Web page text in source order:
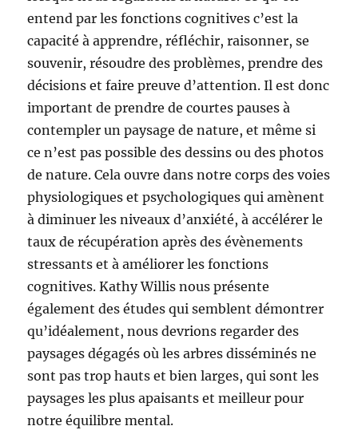
entend par les fonctions cognitives c’est la
capacité à apprendre, réfléchir, raisonner, se
souvenir, résoudre des problèmes, prendre des
décisions et faire preuve d’attention. Il est donc
important de prendre de courtes pauses à
contempler un paysage de nature, et même si
ce n’est pas possible des dessins ou des photos
de nature. Cela ouvre dans notre corps des voies
physiologiques et psychologiques qui amènent
à diminuer les niveaux d’anxiété, à accélérer le
taux de récupération après des évènements
stressants et à améliorer les fonctions
cognitives. Kathy Willis nous présente
également des études qui semblent démontrer
qu’idéalement, nous devrions regarder des
paysages dégagés où les arbres disséminés ne
sont pas trop hauts et bien larges, qui sont les
paysages les plus apaisants et meilleur pour
notre équilibre mental.